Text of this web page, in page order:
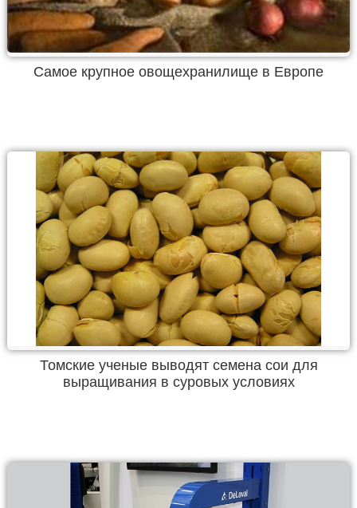
Самое крупное овощехранилище в Европе
Томские ученые выводят семена сои для
выращивания в суровых условиях